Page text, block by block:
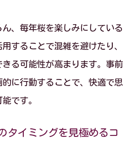
季節の便りで時期を読み解
東京都の春体感プラン
節の便りで確実にチェック
、毎年桜を楽しみにしている
することで混雑を避けたり、
る可能性が高まります。事前
に行動することで、快適で思
です。
タイミングを見極めるコ